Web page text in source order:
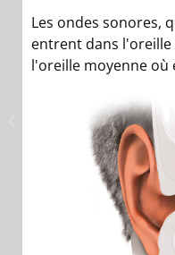
Les ondes sonores,
entrent dans
l'oreille moyenne où